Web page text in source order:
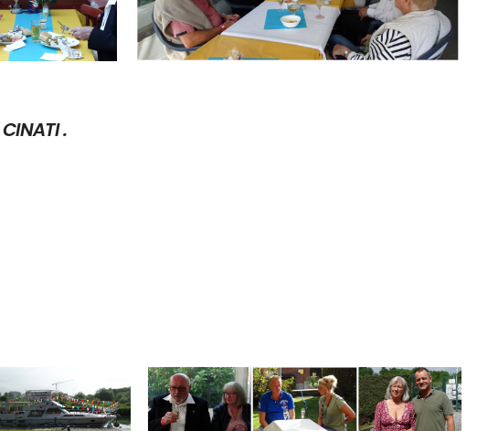
CINATI .
Branding
ARMCHAIR